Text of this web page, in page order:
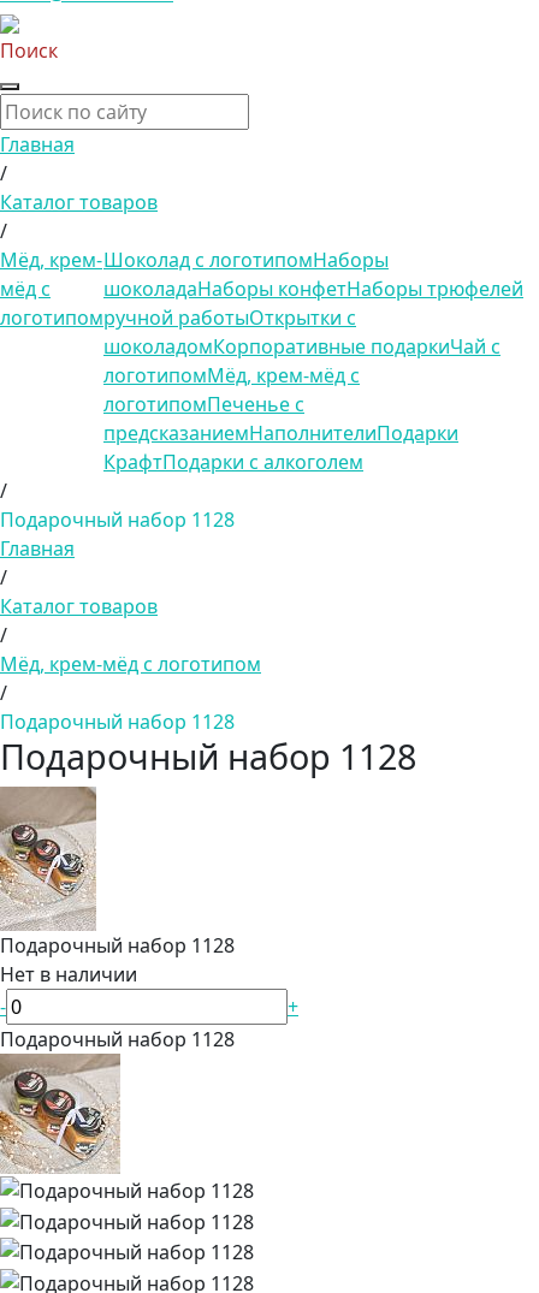
Поиск
Главная
/
Каталог товаров
/
Мёд, крем-
мёд с
логотипом
Шоколад с логотипомНаборы
шоколадаНаборы конфетНаборы трюфелей
ручной работыОткрытки с
шоколадомКорпоративные подаркиЧай с
логотипомМёд, крем-мёд с
логотипомПеченье с
предсказаниемНаполнителиПодарки
КрафтПодарки с алкоголем
/
Подарочный набор 1128
Главная
/
Каталог товаров
/
Мёд, крем-мёд с логотипом
/
Подарочный набор 1128
Подарочный набор 1128
Подарочный набор 1128
Нет в наличии
-
+
Подарочный набор 1128